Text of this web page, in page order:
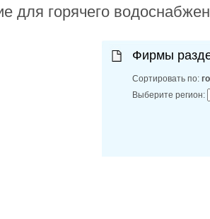
для горячего
Фирмы
Сортировать по:
Выберите регион: